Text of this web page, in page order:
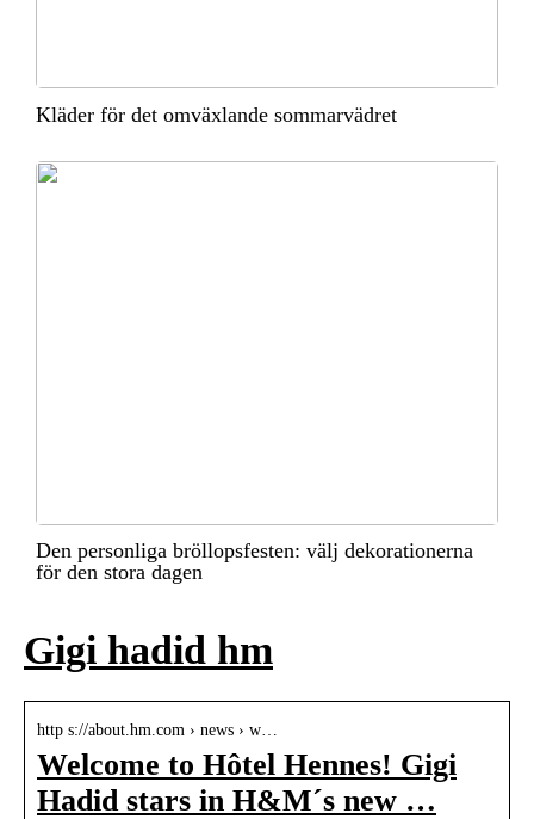
Kläder för det omväxlande sommarvädret
Den personliga bröllopsfesten: välj dekorationerna
för den stora dagen
Gigi hadid hm
http s://about.hm.com › news › w…
Welcome to Hôtel Hennes! Gigi
Hadid stars in H&M´s new …